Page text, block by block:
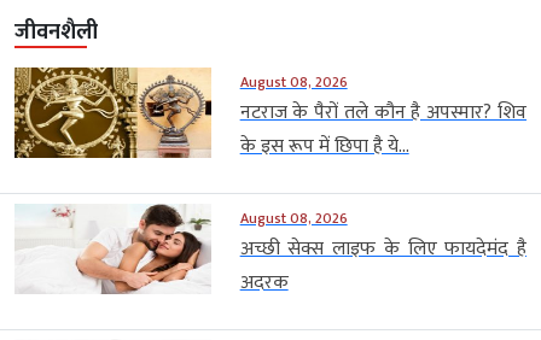
जीवनशैली
August 08, 2026
नटराज के पैरों तले कौन है अपस्मार? शिव
के इस रूप में छिपा है ये...
August 08, 2026
अच्छी सेक्स लाइफ के लिए फायदेमंद है
अदरक